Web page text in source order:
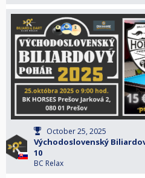
October 25, 2025
Východoslovenský
10
BC Relax